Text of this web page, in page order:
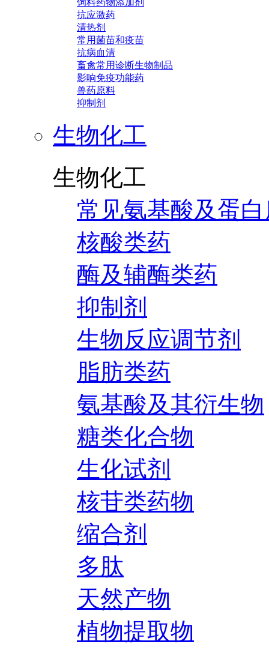
饲料药物添加剂
抗应激药
清热剂
常用菌苗和疫苗
抗病血清
畜禽常用诊断生物制品
影响免疫功能药
兽药原料
抑制剂
生物化工
生物化工
常见氨基酸及蛋
核酸类药
酶及辅酶类药
抑制剂
生物反应调节剂
脂肪类药
氨基酸及其衍生物
糖类化合物
生化试剂
核苷类药物
缩合剂
多肽
天然产物
植物提取物